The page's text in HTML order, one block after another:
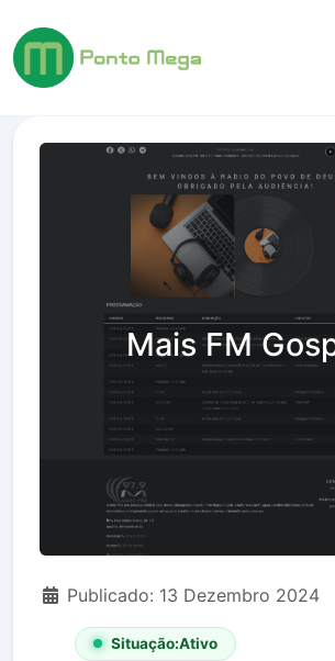
Mais FM
Detalhes
Publicado: 13 Dezembro 2024
Situação:Ativo